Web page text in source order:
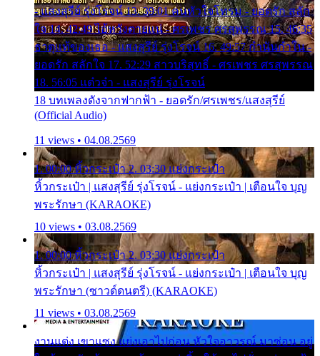
- แสงสุรีย์ รุ่งโรจน์ 13. 39:01 คนหัวใจโทรม - ยอดรัก สลัก
ใจ 14. 42:49 ไอ้หวังตายแน่ - ศรเพชร ศรสุพรรณ 15. 46:35
ธาตุแท้ของเธอ - แสงสุรีย์ รุ่งโรจน์ 16. 49:57 กำนันกำใน -
ยอดรัก สลักใจ 17. 52:29 สาวบริสุทธิ์ - ศรเพชร ศรสุพรรณ
18. 56:05 แต๋วจ๋า - แสงสุรีย์ รุ่งโรจน์
18 บทเพลงดังจากฟากฟ้า - ยอดรัก/ศรเพชร/แสงสุรีย์
(Official Audio)
11 views • 04.08.2569
1. 00:00 หิ้วกระเป๋า 2. 03:30 แย่งกระเป๋า
หิ้วกระเป๋า | แสงสุรีย์ รุ่งโรจน์ - แย่งกระเป๋า | เตือนใจ บุญ
พระรักษา (KARAOKE)
10 views • 03.08.2569
1. 00:00 หิ้วกระเป๋า 2. 03:30 แย่งกระเป๋า
หิ้วกระเป๋า | แสงสุรีย์ รุ่งโรจน์ - แย่งกระเป๋า | เตือนใจ บุญ
พระรักษา (ซาวด์ดนตรี) (KARAOKE)
11 views • 03.08.2569
งานแต่ง เขาแซง แย่งเอาไปก่อน หัวใจอาวรณ์ มาซ่อน อยู่